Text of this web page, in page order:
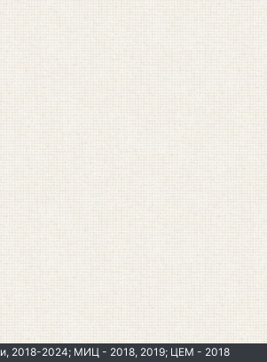
2018-2024; МИЦ - 2018, 2019; ЦЕМ - 2018